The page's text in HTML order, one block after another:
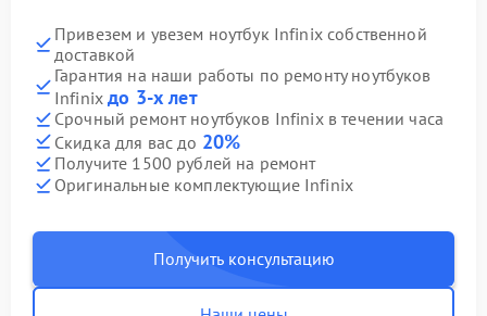
Привезем и увезем ноутбук Infinix собственной
доставкой
Гарантия на наши работы по ремонту ноутбуков
Infinixдо 3-х лет
Срочный ремонт ноутбуков Infinix в течении часа
Скидка для вас до 20%
Получите 1500 рублей на ремонт
Оригинальные комплектующие Infinix
Получить консультацию